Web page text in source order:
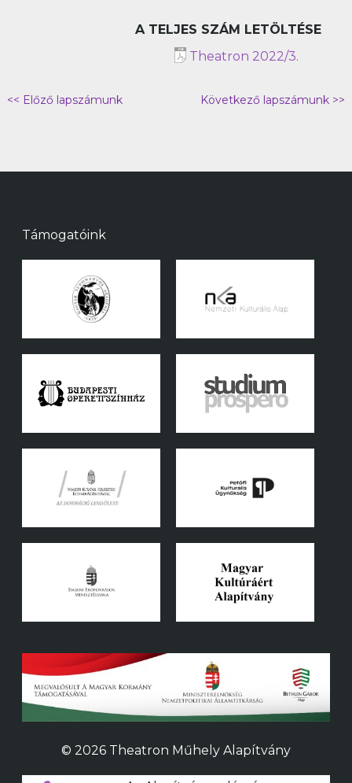
A TELJES SZÁM LETÖLTÉSE
Theatron 2022/3.
<< Előző lapszámunk Következő lapszámunk >>
Támogatóink
© 2026 Theatron Műhely Alapítvány